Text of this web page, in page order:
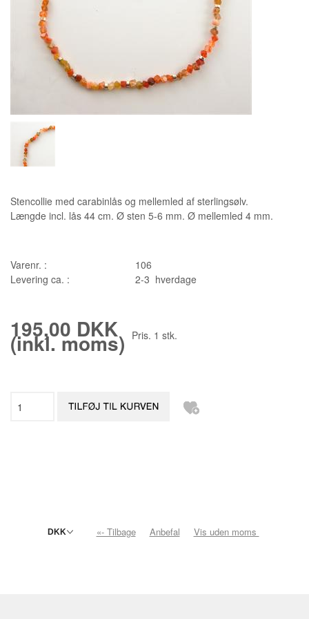
Stencollie med carabinlås og mellemled af sterlingsølv.
Længde incl. lås 44 cm. Ø sten 5-6 mm. Ø mellemled 4 mm.
Varenr. :
106
Levering ca. :
2-3 hverdage
195,00 DKK
(inkl. moms) Pris. 1 stk.
«- Tilbage Anbefal Vis uden moms